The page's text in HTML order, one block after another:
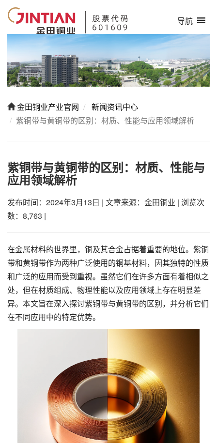
导航
金田铜业产业官网
新闻资讯中心
紫铜带与黄铜带的区别：材质、性能与应用领域解析
紫铜带与黄铜带的区别：材质、性能与
应用领域解析
发布时间：2024年3月13日 | 文章来源：金田铜业 | 浏览次
数：8,763 |
在金属材料的世界里，铜及其合金占据着重要的地位。紫铜
带和黄铜带作为两种广泛使用的铜基材料，因其独特的性质
和广泛的应用而受到重视。虽然它们在许多方面有着相似之
处，但在材质组成、物理性能以及应用领域上存在明显差
异。本文旨在深入探讨紫铜带与黄铜带的区别，并分析它们
在不同应用中的特定优势。